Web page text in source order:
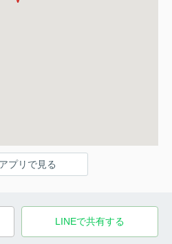
プリで見る
LINEで共有する